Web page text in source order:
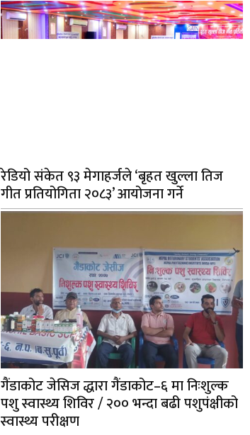
रेडियो संकेत ९३ मेगाहर्जले ‘बृहत खुल्ला तिज
गीत प्रतियोगिता २०८३’ आयोजना गर्ने
गैंडाकोट जेसिज द्धारा गैंडाकोट–६ मा निःशुल्क
पशु स्वास्थ्य शिविर / २०० भन्दा बढी पशुपंक्षीको
स्वास्थ्य परीक्षण